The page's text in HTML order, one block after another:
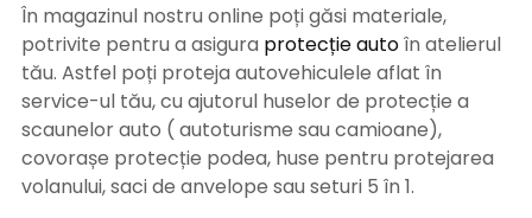
În magazinul nostru online poți găsi materiale,
potrivite pentru a asigura protecție autoîn atelierul
tău. Astfel poți proteja autovehiculele aflat în
service-ul tău, cu ajutorul huselor de protecție a
scaunelor auto ( autoturisme sau camioane),
covorașe protecție podea, huse pentru protejarea
volanului, saci de anvelope sau seturi 5 în 1.